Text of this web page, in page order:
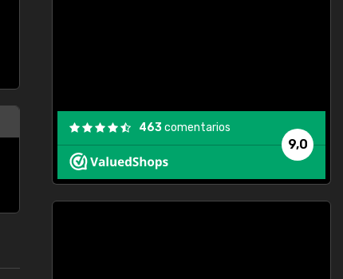
9,0
463comentarios